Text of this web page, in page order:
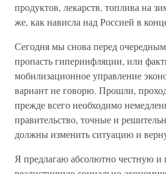
продуктов, лекарств, топлива на
же, как нависла над Россией в
Сегодня мы снова перед
пропасть гиперинфляции, или
мобилизационное управление
вариант не говорю. Прошли,
прежде всего необходимо
правительство, точные и
должны изменить ситуацию и
Я предлагаю абсолютно честную и